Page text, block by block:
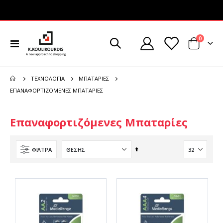
Εναλλαγή
Πλοήγησης
Cart
0
ΤΕΧΝΟΛΟΓΊΑ
ΜΠΑΤΑΡΊΕΣ
ΕΠΑΝΑΦΟΡΤΙΖΌΜΕΝΕΣ ΜΠΑΤΑΡΊΕΣ
Επαναφορτιζόμενες Μπαταρίες
ΦΊΛΤΡΑ
Φθίνουσα